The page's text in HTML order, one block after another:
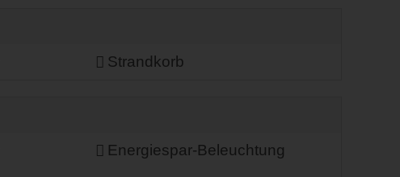
Strandkorb
Energiespar-Beleuchtung